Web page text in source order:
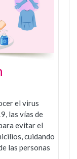
el virus
las vías de
evitar el
cuidando
las personas